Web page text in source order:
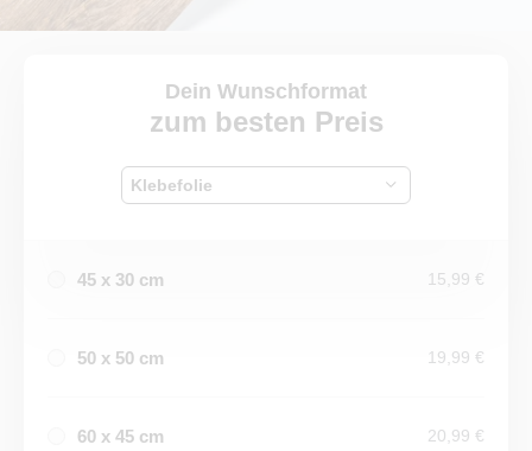
Dein Wunschformat
zum besten Preis
Klebefolie
45 x 30 cm 15,99 €
50 x 50 cm 19,99 €
60 x 45 cm 20,99 €